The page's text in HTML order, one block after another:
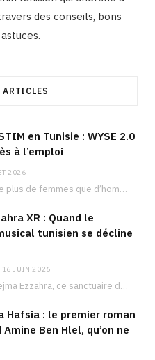
des conseils, bons
ARTICLES
en Tunisie : WYSE 2.0
à l’emploi
2026
La Tunisie forme plus de femmes que d’hommes dans les filières scientifiques. Pourtant, pour beaucoup…
XR : Quand le
tunisien se décline
16 JUIN 2026
Le palais d’Ennejma Ezzahra, ce sanctuaire de la musique tunisienne et méditerranéenne construit par le…
Hafsia : le premier roman
Ben Hlel, qu’on ne